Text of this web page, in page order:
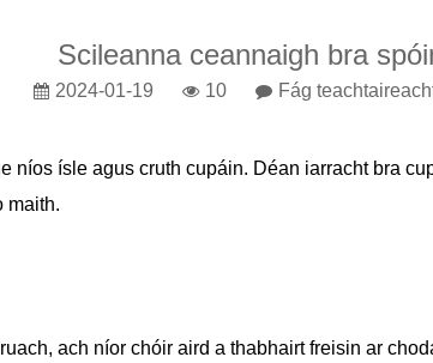
Scileanna ceannaigh bra
2024-01-19 10 Fág
níos ísle agus cruth cupáin. Déan iarracht bra
maith.
ach níor chóir aird a thabhairt freisin ar